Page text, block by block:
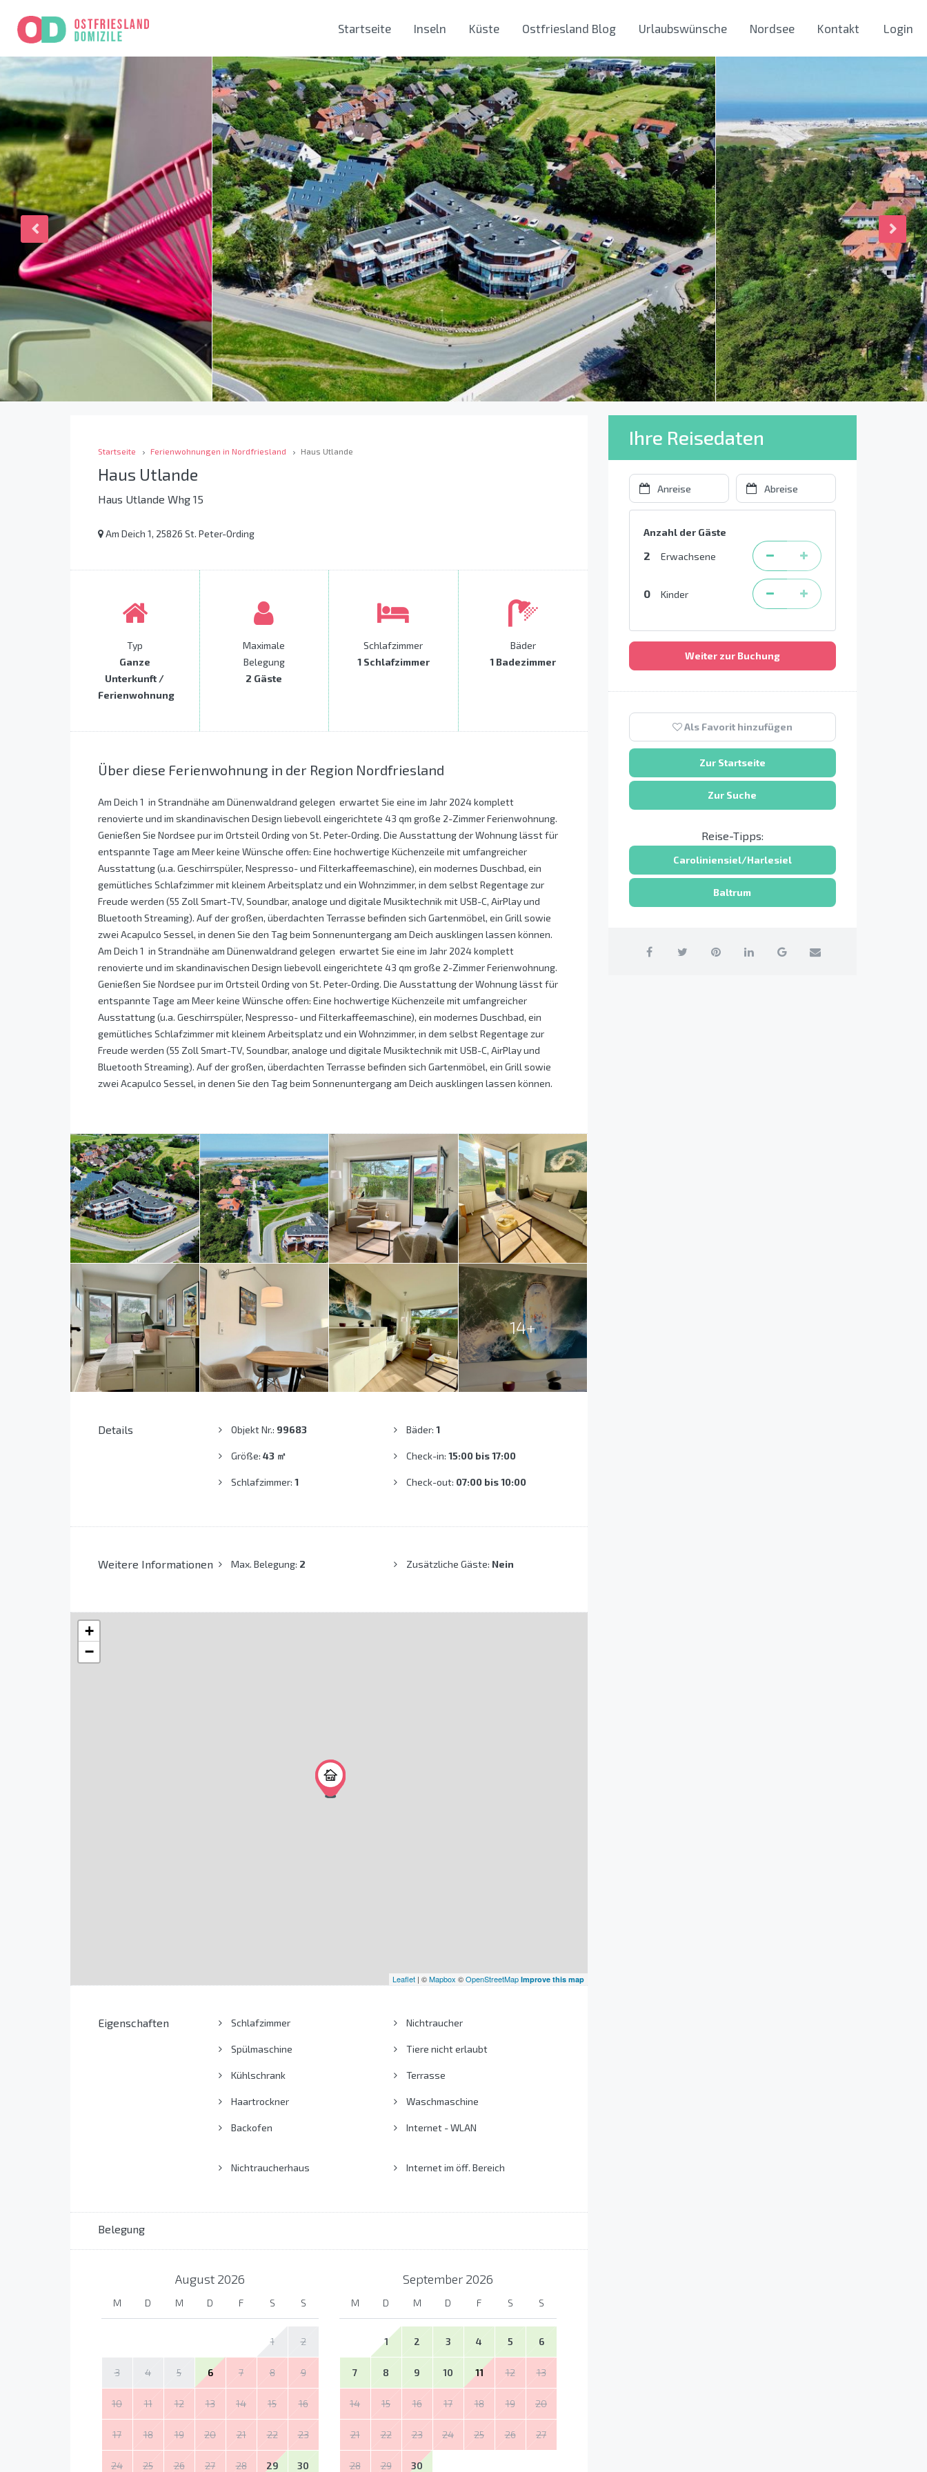
Startseite Inseln Küste Ostfriesland Blog Urlaubswünsche Nordsee Kontakt Login
Startseite Ferienwohnungen in Nordfriesland Haus Utlande
Haus Utlande
Haus Utlande Whg 15
Am Deich 1, 25826 St. Peter-Ording
Typ
Ganze
Unterkunft /
Ferienwohnung
Maximale
Belegung
2 Gäste
Schlafzimmer
1 Schlafzimmer
Bäder
1 Badezimmer
Über diese Ferienwohnung in der Region Nordfriesland
Am Deich 1  in Strandnähe am Dünenwaldrand gelegen  erwartet Sie eine im Jahr 2024 komplett
renovierte und im skandinavischen Design liebevoll eingerichtete 43 qm große 2-Zimmer Ferienwohnung.
Genießen Sie Nordsee pur im Ortsteil Ording von St. Peter-Ording. Die Ausstattung der Wohnung lässt für
entspannte Tage am Meer keine Wünsche offen: Eine hochwertige Küchenzeile mit umfangreicher
Ausstattung (u.a. Geschirrspüler, Nespresso- und Filterkaffeemaschine), ein modernes Duschbad, ein
gemütliches Schlafzimmer mit kleinem Arbeitsplatz und ein Wohnzimmer, in dem selbst Regentage zur
Freude werden (55 Zoll Smart-TV, Soundbar, analoge und digitale Musiktechnik mit USB-C, AirPlay und
Bluetooth Streaming). Auf der großen, überdachten Terrasse befinden sich Gartenmöbel, ein Grill sowie
zwei Acapulco Sessel, in denen Sie den Tag beim Sonnenuntergang am Deich ausklingen lassen können.
Am Deich 1  in Strandnähe am Dünenwaldrand gelegen  erwartet Sie eine im Jahr 2024 komplett
renovierte und im skandinavischen Design liebevoll eingerichtete 43 qm große 2-Zimmer Ferienwohnung.
Genießen Sie Nordsee pur im Ortsteil Ording von St. Peter-Ording. Die Ausstattung der Wohnung lässt für
entspannte Tage am Meer keine Wünsche offen: Eine hochwertige Küchenzeile mit umfangreicher
Ausstattung (u.a. Geschirrspüler, Nespresso- und Filterkaffeemaschine), ein modernes Duschbad, ein
gemütliches Schlafzimmer mit kleinem Arbeitsplatz und ein Wohnzimmer, in dem selbst Regentage zur
Freude werden (55 Zoll Smart-TV, Soundbar, analoge und digitale Musiktechnik mit USB-C, AirPlay und
Bluetooth Streaming). Auf der großen, überdachten Terrasse befinden sich Gartenmöbel, ein Grill sowie
zwei Acapulco Sessel, in denen Sie den Tag beim Sonnenuntergang am Deich ausklingen lassen können.
14+
Details Objekt Nr.: 99683
Größe: 43 ㎡
Schlafzimmer: 1
Bäder:1
Check-in:15:00 bis 17:00
Check-out: 07:00 bis 10:00
Weitere Informationen Max. Belegung: 2 Zusätzliche Gäste: Nein
+
−
Leaflet | ©Mapbox ©OpenStreetMap Improve this map
Eigenschaften Schlafzimmer
Spülmaschine
Kühlschrank
Haartrockner
Backofen
Nichtraucher
Tiere nicht erlaubt
Terrasse
Waschmaschine
Internet - WLAN
Nichtraucherhaus Internet im öff. Bereich
Belegung
August 2026
M D M D F S S
1 2
3 4 5 6 7 8 9
10 11 12 13 14 15 16
17 18 19 20 21 22 23
24 25 26 27 28 29 30
September 2026
M D M D F S S
1 2 3 4 5 6
7 8 9 10 11 12 13
14 15 16 17 18 19 20
21 22 23 24 25 26 27
28 29 30
Ihre Reisedaten
Anzahl der Gäste
2 Erwachsene
0 Kinder
Weiter zur Buchung
Als Favorit hinzufügen
Zur Startseite
Zur Suche
Reise-Tipps:
Caroliniensiel/Harlesiel
Baltrum